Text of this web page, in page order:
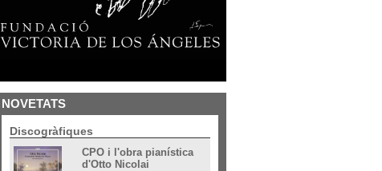
NOVETATS
Discogràfiques
CPO i l'obra pianística
d'Otto Nicolai